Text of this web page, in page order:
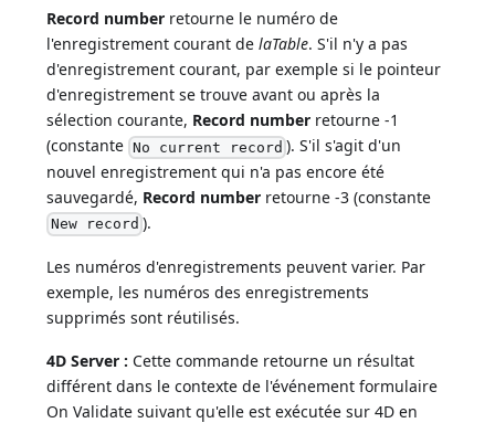
Record number retourne le numéro de
l'enregistrement courant delaTable. S'il n'y a pas
d'enregistrement courant, par exemple si le pointeur
d'enregistrement se trouve avant ou après la
sélection courante, Record number retourne -1
(constante No current record ). S'il s'agit d'un
nouvel enregistrement qui n'a pas encore été
sauvegardé, Record number retourne -3 (constante
New record ).
Les numéros d'enregistrements peuvent varier. Par
exemple, les numéros des enregistrements
supprimés sont réutilisés.
4D Server : Cette commande retourne un résultat
différent dans le contexte de l'événement formulaire
On Validate suivant qu'elle est exécutée sur 4D en